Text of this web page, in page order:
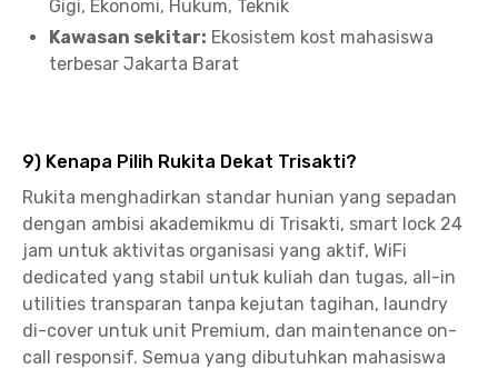
Gigi, Ekonomi, Hukum, Teknik
Kawasan sekitar: Ekosistem kost mahasiswa
terbesar Jakarta Barat
9) Kenapa Pilih Rukita Dekat Trisakti?
Rukita menghadirkan standar hunian yang sepadan
dengan ambisi akademikmu di Trisakti, smart lock 24
jam untuk aktivitas organisasi yang aktif, WiFi
dedicated yang stabil untuk kuliah dan tugas, all-in
utilities transparan tanpa kejutan tagihan, laundry
di-cover untuk unit Premium, dan maintenance on-
call responsif. Semua yang dibutuhkan mahasiswa